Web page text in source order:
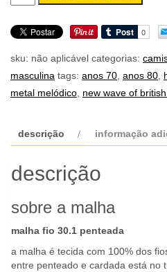
masculina
iron
nomes
quantidade
sku: não aplicável categorias:
masculina tags: anos 70 anos 80
metal melódico new wave of
descrição informação
descrição
sobre a malha
malha fio 30.1 penteada
a malha é tecida com 100% dos
entre penteado e cardada está no